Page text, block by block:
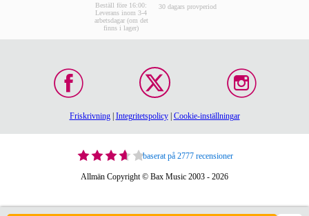
Beställ före 16:00:
Leverans inom 3-4
arbetsdagar (om det
finns i lager)
30 dagars provperiod
Friskrivning| Integritetspolicy| Cookie-inställningar
baserat på 2777 recensioner
Allmän Copyright © Bax Music 2003 - 2026